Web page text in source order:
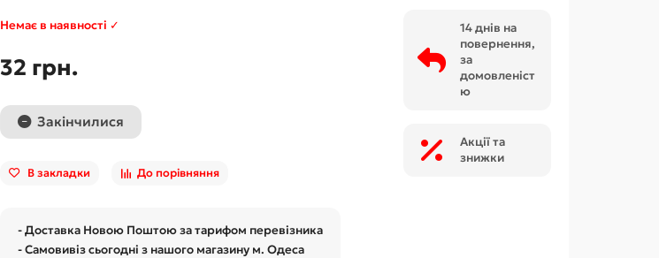
Немає в наявності ✓
32 грн.
Закінчилися
В закладки До порівняння
- Доставка Новою Поштою за тарифом перевізника
- Самовивіз сьогодні з нашого магазину м. Одеса
14 днів на
повернення,
за
домовленіст
ю
Акції та
знижки